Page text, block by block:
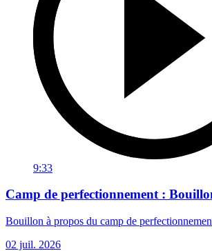
9:33
Camp de perfectionnement :
Bouillon à propos du camp de
02 juil. 2026